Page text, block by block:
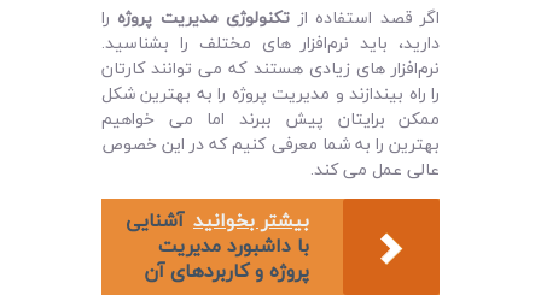
اگر قصد استفاده از تکنولوژی مدیریت پروژه را
دارید، باید نرم‌افزار های مختلف را بشناسید.
نرم‌افزار های زیادی هستند که می‌ توانند کارتان
را راه بیندازند و مدیریت پروژه را به بهترین شکل
ممکن برایتان پیش ببرند اما می‌ خواهیم
بهترین را به شما معرفی کنیم که در این خصوص
عالی عمل می کند.
بیشتر بخوانید آشنایی
با داشبورد مدیریت
پروژه و کاربردهای آن